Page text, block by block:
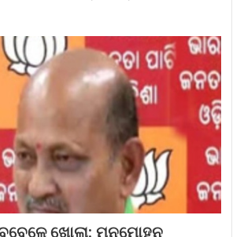
ଖୋଲା: ମନମୋହନ